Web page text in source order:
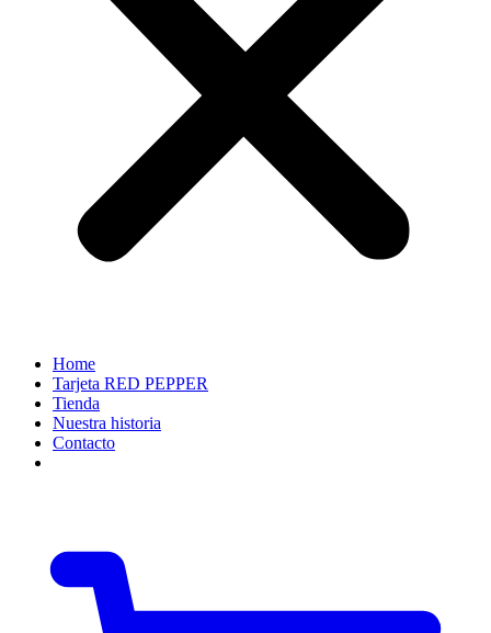
Home
Tarjeta RED PEPPER
Tienda
Nuestra historia
Contacto